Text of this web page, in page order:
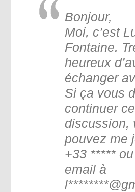
Bonjour,
Moi, c’est
Fontaine.
heureux
échanger
Si ça vous
continuer
discussion,
pouvez me
+33 *****
email à
l